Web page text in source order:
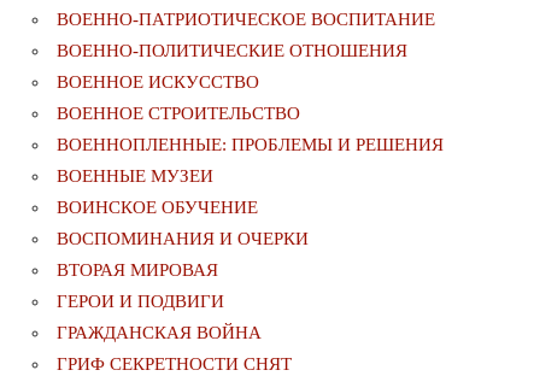
ВОЕННО-ПАТРИОТИЧЕСКОЕ ВОСПИТАНИЕ
ВОЕННО-ПОЛИТИЧЕСКИE ОТНОШЕНИЯ
ВОЕННОЕ ИСКУССТВО
ВОЕННОЕ СТРОИТЕЛЬСТВО
ВОЕННОПЛЕННЫЕ: ПРОБЛЕМЫ И РЕШЕНИЯ
ВОЕННЫЕ МУЗЕИ
ВОИНСКОЕ ОБУЧЕНИЕ
ВОСПОМИНАНИЯ И ОЧЕРКИ
ВТОРАЯ МИРОВАЯ
ГЕРОИ И ПОДВИГИ
ГРАЖДАНСКАЯ ВОЙНА
ГРИФ СЕКРЕТНОСТИ СНЯТ